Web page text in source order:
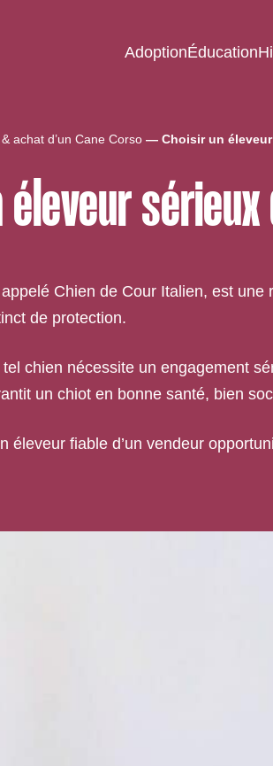
AdoptionÉducation
achat d’un Cane Corso Choisir un
sérieux
Chien de Cour Italien, est
de protection.
tel chien nécessite un engagement
un chiot en bonne santé, bien
éleveur fiable d’un vendeur